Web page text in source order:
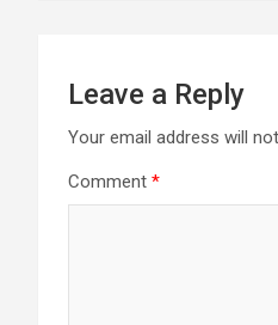
Leave a Reply
Your email address will
Comment *